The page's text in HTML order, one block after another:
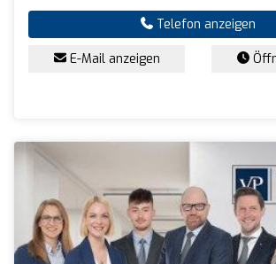
Telefon anzeigen
E-Mail anzeigen